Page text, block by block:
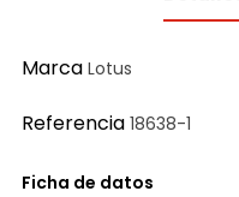
Marca Lotus
Referencia 18638-1
Ficha de datos